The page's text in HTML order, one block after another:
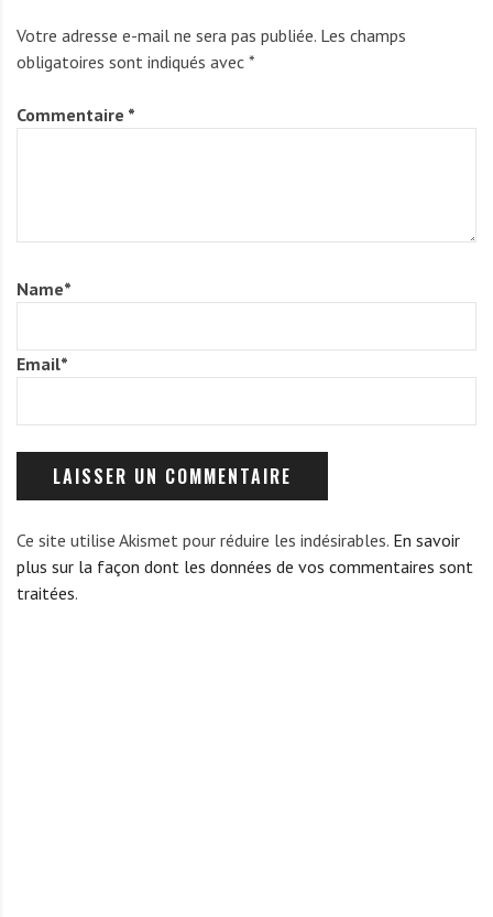
Votre adresse e-mail ne sera pas publiée. Les champs
obligatoires sont indiqués avec *
Commentaire *
Name*
Email*
Ce site utilise Akismet pour réduire les indésirables. En savoir
plus sur la façon dont les données de vos commentaires sont
traitées.